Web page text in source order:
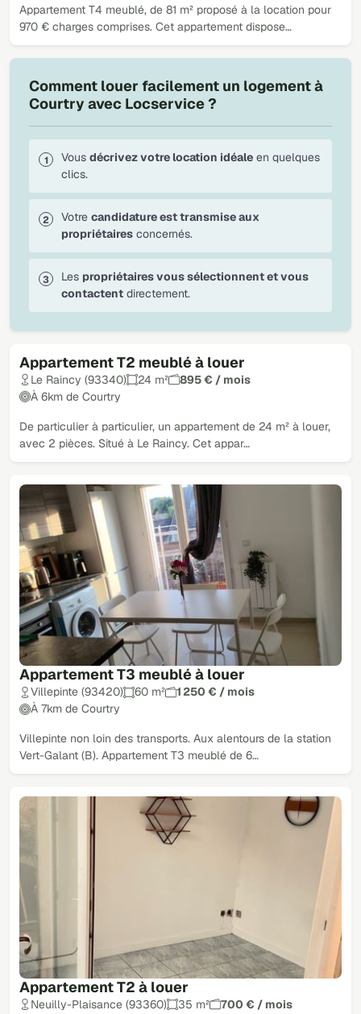
Appartement T4 meublé, de 81 m² proposé à la location pour
970 € charges comprises. Cet appartement dispose…
Appartement T2 meublé à louer
Le Raincy (93340) 24 m²
895 € / mois
À 6km de Courtry
De particulier à particulier, un appartement de 24 m² à louer,
avec 2 pièces. Situé à Le Raincy. Cet appar…
Appartement T3 meublé à louer
Villepinte (93420) 60 m²
1 250 € / mois
À 7km de Courtry
Villepinte non loin des transports. Aux alentours de la station
Vert-Galant (B). Appartement T3 meublé de 6…
Appartement T2 à louer
Neuilly-Plaisance (93360) 35 m²
700 € / mois
Comment louer facilement un logement à
Courtry avec Locservice ?
Vous décrivez votre location idéale en quelques
clics.
Votre candidature est transmise aux
propriétaires concernés.
Les propriétaires vous sélectionnent et vous
contactent directement.